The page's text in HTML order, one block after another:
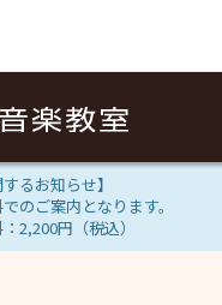
るお知らせ】
のご案内となります。
2,200円（税込）